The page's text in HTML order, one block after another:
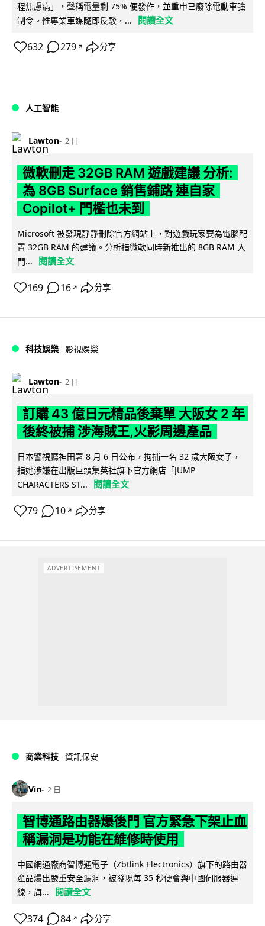
程焦慮病」，聲稱電量剩 75% 便發作，並重申已廢除電動車強
制令。惟專業車媒隨即反駁，...
閱讀全文
632 279 ↗ 分享
人工智能
Lawton 2 日
微軟刪走 32GB RAM 遊戲建議 分析:
為 8GB Surface 銷售鋪路 連自家
Copilot+ 門檻也未到
Microsoft 被發現靜靜刪除官方網站上，對遊戲玩家要為電腦配
置 32GB RAM 的建議。分析指微軟同時新推出的 8GB RAM 入
門...
閱讀全文
169 16 ↗ 分享
科技娛樂 影視娛樂
Lawton 2 日
訂購 43 億日元精品後棄單 大阪女 2 年
後終被捕 涉海賊王,火影周邊產品
日本警視廳神田署 8 月 6 日公布，拘捕一名 32 歲大阪女子，
指她涉嫌在出版巨頭集英社旗下官方網店「JUMP
CHARACTERS ST...
閱讀全文
79 10 ↗ 分享
ADVERTISEMENT
商業科技 資訊保安
Vin 2 日
智博通路由器爆後門 官方緊急下架止血
稱漏洞是功能在維修時使用
中國網通廠商智博通電子（Zbtlink Electronics）旗下的路由器
產品爆出嚴重安全漏洞，被發現每 35 秒便會與中國伺服器連
線，旗...
閱讀全文
374 84 ↗ 分享